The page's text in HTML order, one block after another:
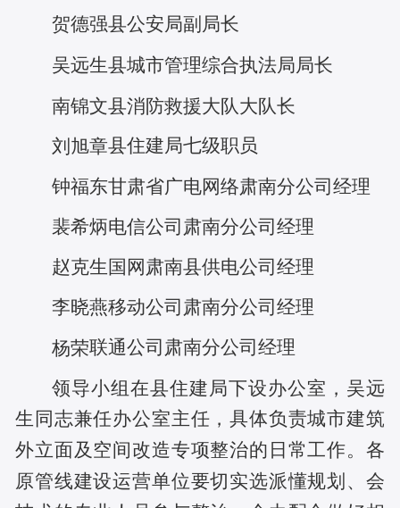
贺德强县公安局副局长
吴远生县城市管理综合执法局局长
南锦文县消防救援大队大队长
刘旭章县住建局七级职员
钟福东甘肃省广电网络肃南分公司经理
裴希炳电信公司肃南分公司经理
赵克生 国网肃南县供电公司经理
李晓燕移动公司肃南分公司经理
杨荣联通公司肃南分公司经理
领导小组在县住建局下设办公室，吴远
生同志兼任办公室主任，具体负责城市建筑
外立面及空间改造专项整治的日常工作。各
原管线建设运营单位要切实选派懂规划、会